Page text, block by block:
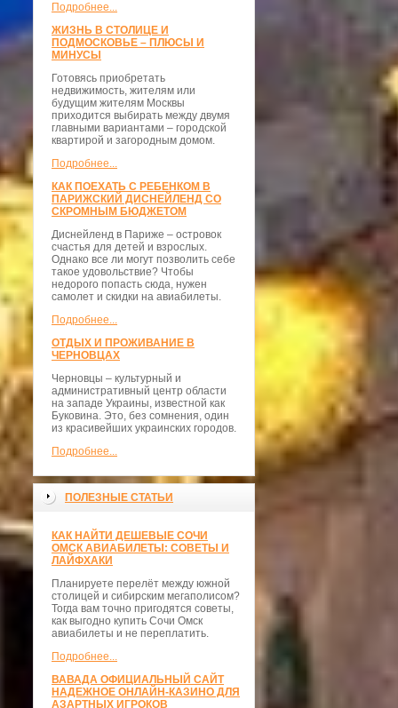
Подробнее...
ЖИЗНЬ В СТОЛИЦЕ И
ПОДМОСКОВЬЕ – ПЛЮСЫ И
МИНУСЫ
Готовясь приобретать
недвижимость, жителям или
будущим жителям Москвы
приходится выбирать между двумя
главными вариантами – городской
квартирой и загородным домом.
Подробнее...
КАК ПОЕХАТЬ С РЕБЕНКОМ В
ПАРИЖСКИЙ ДИСНЕЙЛЕНД СО
СКРОМНЫМ БЮДЖЕТОМ
Диснейленд в Париже – островок
счастья для детей и взрослых.
Однако все ли могут позволить себе
такое удовольствие? Чтобы
недорого попасть сюда, нужен
самолет и скидки на авиабилеты.
Подробнее...
ОТДЫХ И ПРОЖИВАНИЕ В
ЧЕРНОВЦАХ
Черновцы – культурный и
административный центр области
на западе Украины, известной как
Буковина. Это, без сомнения, один
из красивейших украинских городов.
Подробнее...
ПОЛЕЗНЫЕ СТАТЬИ
КАК НАЙТИ ДЕШЕВЫЕ СОЧИ
ОМСК АВИАБИЛЕТЫ: СОВЕТЫ И
ЛАЙФХАКИ
Планируете перелёт между южной
столицей и сибирским мегаполисом?
Тогда вам точно пригодятся советы,
как выгодно купить Сочи Омск
авиабилеты и не переплатить.
Подробнее...
ВАВАДА ОФИЦИАЛЬНЫЙ САЙТ
НАДЕЖНОЕ ОНЛАЙН-КАЗИНО ДЛЯ
АЗАРТНЫХ ИГРОКОВ